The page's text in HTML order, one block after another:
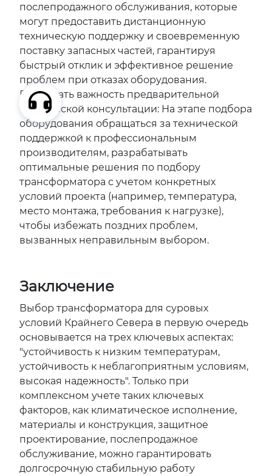
послепродажного обслуживания, которые
могут предоставить дистанционную
техническую поддержку и своевременную
поставку запасных частей, гарантируя
быстрый отклик и эффективное решение
проблем при отказах оборудования.
Придавать важность предварительной
технической консультации: На этапе подбора
оборудования обращаться за технической
поддержкой к профессиональным
производителям, разрабатывать
оптимальные решения по подбору
трансформатора с учетом конкретных
условий проекта (например, температура,
место монтажа, требования к нагрузке),
чтобы избежать поздних проблем,
вызванных неправильным выбором.
Заключение
Выбор трансформатора для суровых
условий Крайнего Севера в первую очередь
основывается на трех ключевых аспектах:
"устойчивость к низким температурам,
устойчивость к неблагоприятным условиям,
высокая надежность". Только при
комплексном учете таких ключевых
факторов, как климатическое исполнение,
материалы и конструкция, защитное
проектирование, послепродажное
обслуживание, можно гарантировать
долгосрочную стабильную работу